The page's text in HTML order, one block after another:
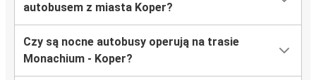
autobusem z miasta Koper?
Czy są nocne autobusy operują na trasie
Monachium - Koper?